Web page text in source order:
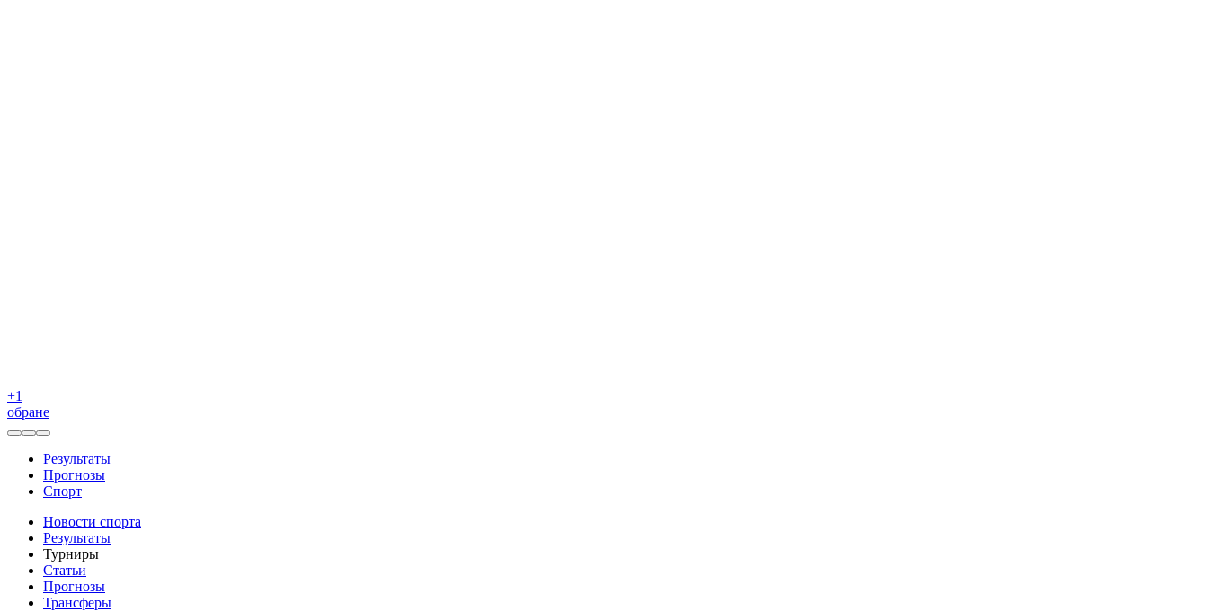
+1
обране
Результаты
Прогнозы
Спорт
Новости спорта
Результаты
Турниры
Статьи
Прогнозы
Трансферы